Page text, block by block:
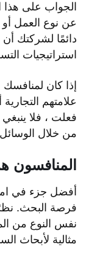
الجواب على هذا
عن نوع العمل أو
دائمًا لشركتك
استراتيجيات
إذا كان
علامتهم
فعلت ، فلا
من خلال
أفضل جزء في
فرصة البحث.
نفس النوع من
مثالية لأبحاث